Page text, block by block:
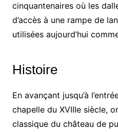
cinquantenaires où les
d’accès à une rampe de
utilisées aujourd’hui
Histoire
En avançant jusqu’à
chapelle du XVIIIe siècle,
classique du château de